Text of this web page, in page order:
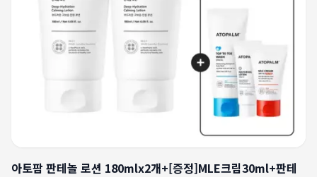
아토팜 판테놀 로션 180mlx2개+[증정]MLE크림30ml+판테